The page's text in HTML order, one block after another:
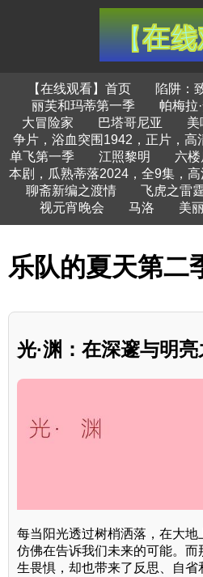
【在线观看】首页 陷阱：
丽芙和玛蒂第一季
帕梅拉
大冒险家
巴塔哥尼亚 美
争片，浴血突围1942，正片，高
单飞第一季
江照黎明 六
本剧，瓜熟蒂落2024，全9集，高
聊斋新编之渡情
飞虎之雷
视元宵晚会
马洛 美
乐队的夏天第二
光·渊：在深邃与明
每当阳光透过树梢洒落，在大地
仿佛在告诉我们未来的可能。
生畏惧，却也带来了反思、自